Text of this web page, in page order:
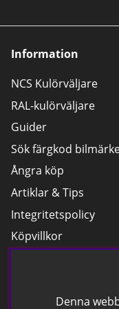
Information
NCS Kulörväljare
RAL-kulörväljare
Guider
Sök färgkod
Ångra köp
Artiklar & Tips
Integritetspolicy
Köpvillkor
Hitta färgkoden på
Denna